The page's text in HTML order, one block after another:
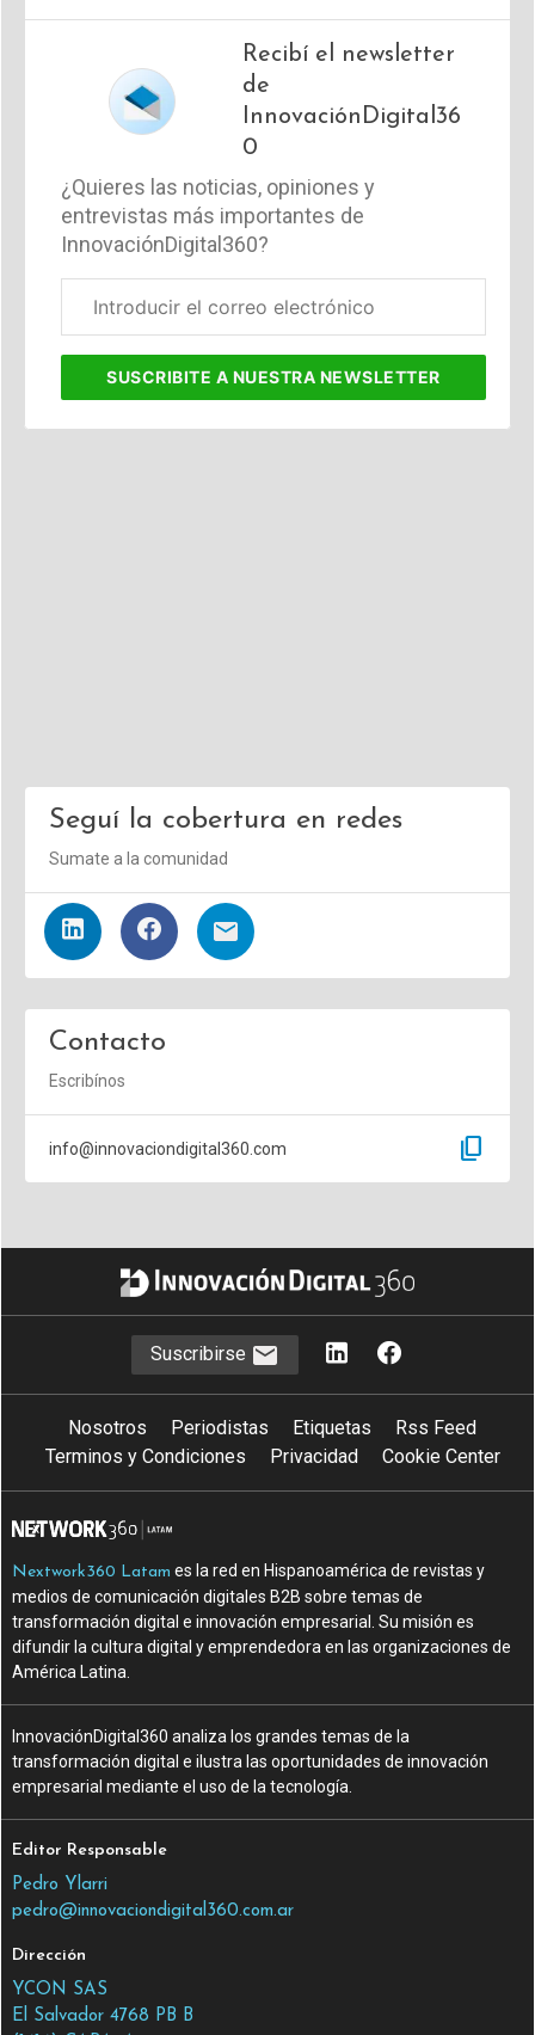
Recibí el newsletter
de
InnovaciónDigital36
0
¿Quieres las noticias, opiniones y
entrevistas más importantes de
InnovaciónDigital360?
electrónico
SUSCRIBITE A NUESTRA NEWSLETTER
Seguí la cobertura en redes
Sumate a la comunidad
Contacto
Escribínos
info@innovaciondigital360.com content_copy
Suscribirse
Nosotros Periodistas Etiquetas
Rss Feed
Terminos y Condiciones
Privacidad Cookie Center
Nextwork360 Latam es la red en Hispanoamérica de revistas y
medios de comunicación digitales B2B sobre temas de
transformación digital e innovación empresarial. Su misión es
difundir la cultura digital y emprendedora en las organizaciones de
América Latina.
InnovaciónDigital360 analiza los grandes temas de la
transformación digital e ilustra las oportunidades de innovación
empresarial mediante el uso de la tecnología.
Editor Responsable
Pedro Ylarri
pedro@innovaciondigital360.com.ar
Dirección
YCON SAS
El Salvador 4768 PB B